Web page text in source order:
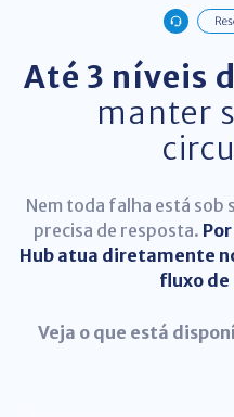
Até 3 níveis
manter
Nem toda falha está sob
precisa de resposta.
Hub atua diretamente
fluxo de
Veja o que está